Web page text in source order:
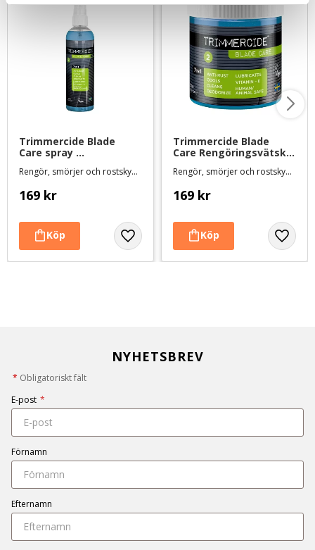
Trimmercide Blade
Care spray
ml
Rengör, smörjer och rostskyddar skären. Mild lukt och svensktillverkad
169 kr
Trimmercide Blade
Care Rengöringsvätska
Rengör, smörjer och rostskyddar skären. Mild lukt och svensktillverkad
169 kr
NYHETSBREV
* Obligatoriskt fält
E-post *
Förnamn
Efternamn